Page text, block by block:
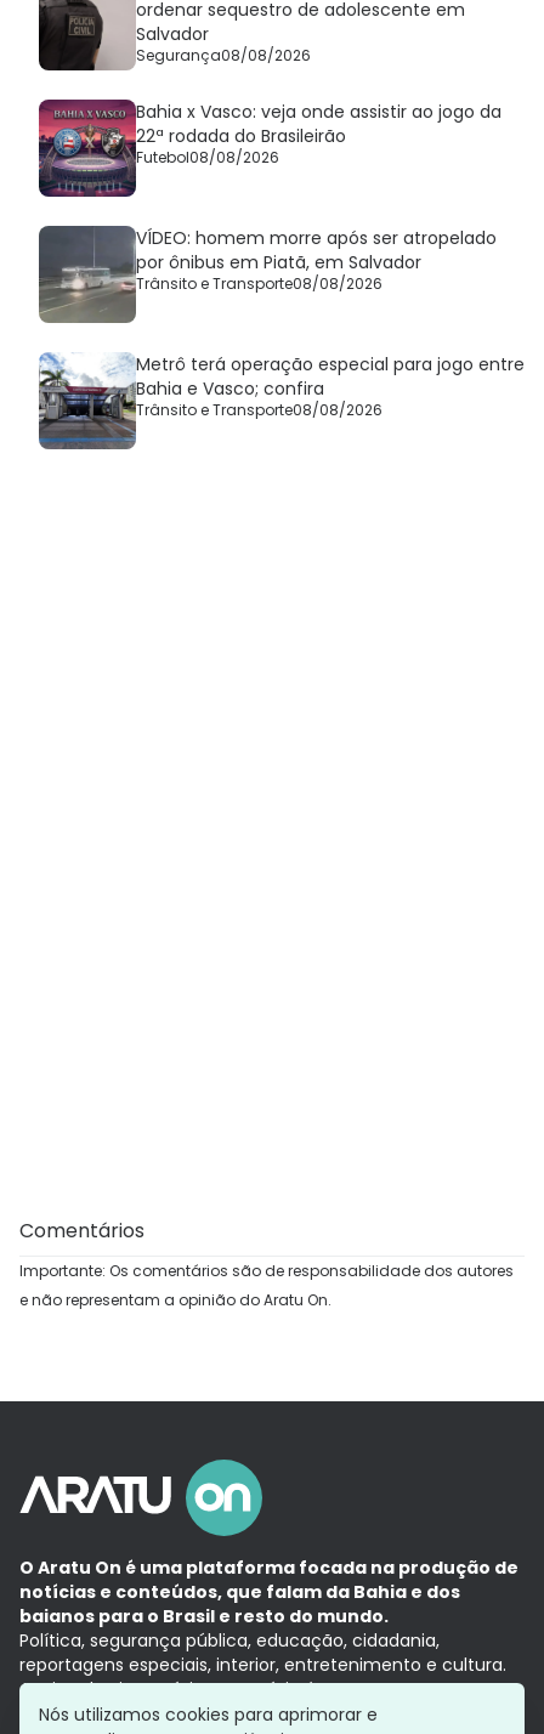
ordenar sequestro de adolescente em
Salvador
Segurança08/08/2026
Bahia x Vasco: veja onde assistir ao jogo da
22ª rodada do Brasileirão
Futebol08/08/2026
VÍDEO: homem morre após ser atropelado
por ônibus em Piatã, em Salvador
Trânsito e Transporte08/08/2026
Metrô terá operação especial para jogo entre
Bahia e Vasco; confira
Trânsito e Transporte08/08/2026
Comentários
Importante: Os comentários são de responsabilidade dos autores
e não representam a opinião do Aratu On.
O Aratu On é uma plataforma focada na produção de
notícias e conteúdos, que falam da Bahia e dos
baianos para o Brasil e resto do mundo.
Política, segurança pública, educação, cidadania,
reportagens especiais, interior, entretenimento e cultura.
Aqui, tudo vira notícia e a notícia é no tempo presente,
com a credibilidade do Grupo Aratu.
Nós utilizamos cookies para aprimorar e